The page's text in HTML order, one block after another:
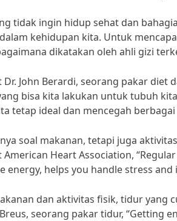
tidak ingin hidup sehat dan
kehidupan kita. Untuk
dikatakan oleh ahli gizi
John Berardi, seorang pakar diet
bisa kita lakukan untuk tubuh
tetap ideal dan mencegah
soal makanan, tetapi juga
Heart Association,
energy, helps you handle stress
dan aktivitas fisik, tidur yang
seorang pakar tidur, “Getting